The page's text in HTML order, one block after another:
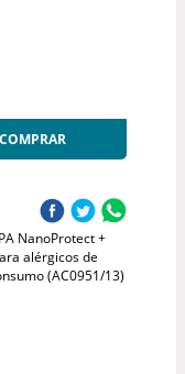
COMPRAR
NanoProtect +
alérgicos de
(AC0951/13)